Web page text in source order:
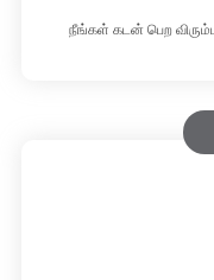
நீங்கள் கடன் பெற